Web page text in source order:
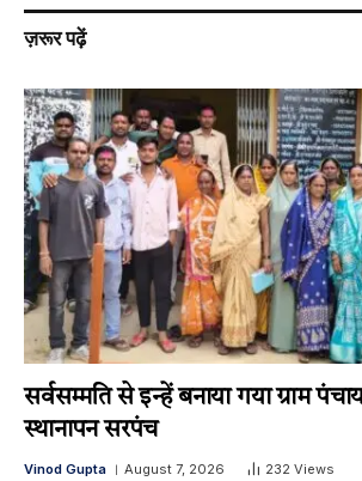
ज़रूर पढ़ें
सर्वसम्मति से इन्हें बनाया गया ग्राम
स्थानापन सरपंच
Vinod Gupta August 7, 2026 232 Views